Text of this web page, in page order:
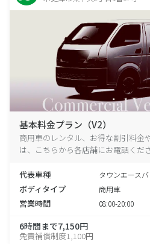
基本料金プラン（V2）
商用車のレンタル、お得な割引料金
は、こちらから各店舗にお電話くださ
代表車種 タウンエース
ボディタイプ 商用車
営業時間 08:00-20:00
6時間まで7,150円
免責補償制度1,100円